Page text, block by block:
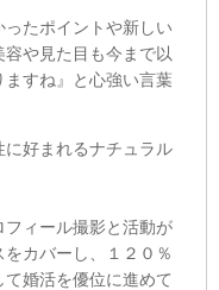
たポイントや新しい
や見た目も今まで以
ますね』と心強い言葉
に好まれるナチュラル
フィール撮影と活動が
カバーし、１２０％
婚活を優位に進めて